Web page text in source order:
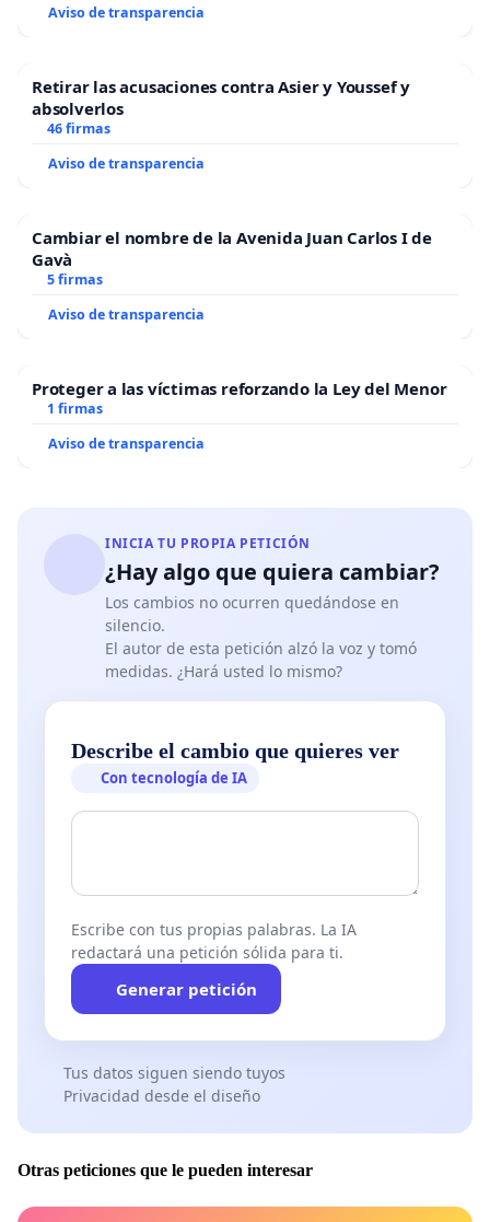
Aviso de transparencia
Retirar las acusaciones contra Asier y Youssef y
absolverlos
46 firmas
Aviso de transparencia
Cambiar el nombre de la Avenida Juan Carlos I de
Gavà
5 firmas
Aviso de transparencia
Proteger a las víctimas reforzando la Ley del Menor
1 firmas
Aviso de transparencia
INICIA TU PROPIA PETICIÓN
¿Hay algo que quiera cambiar?
Los cambios no ocurren quedándose en
silencio.
El autor de esta petición alzó la voz y tomó
medidas. ¿Hará usted lo mismo?
Describe el cambio que quieres ver
Con tecnología de IA
Escribe con tus propias palabras. La IA
redactará una petición sólida para ti.
Generar petición
Tus datos siguen siendo tuyos
Privacidad desde el diseño
Otras peticiones que le pueden interesar